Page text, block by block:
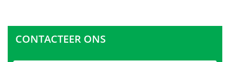
CONTACTEER ONS